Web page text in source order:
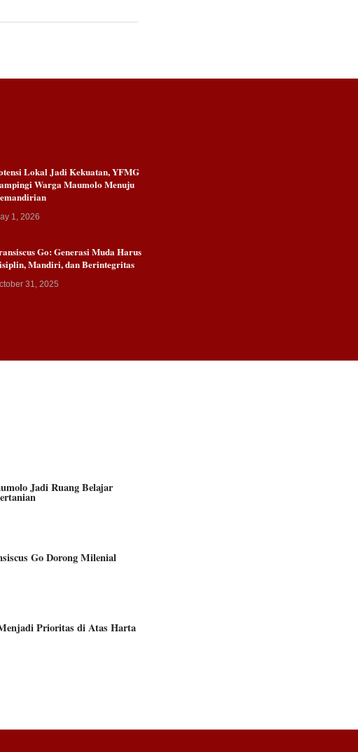
Lokal Jadi Kekuatan, YFMG
Warga Maumolo Menuju
1, 2026
Go: Generasi Muda Harus
Mandiri, dan Berintegritas
31, 2025
Jadi Ruang Belajar
Go Dorong Milenial
Prioritas di Atas Harta